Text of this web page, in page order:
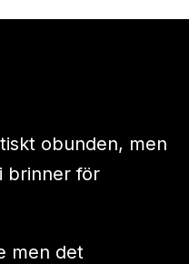
obunden, men
brinner för
men det